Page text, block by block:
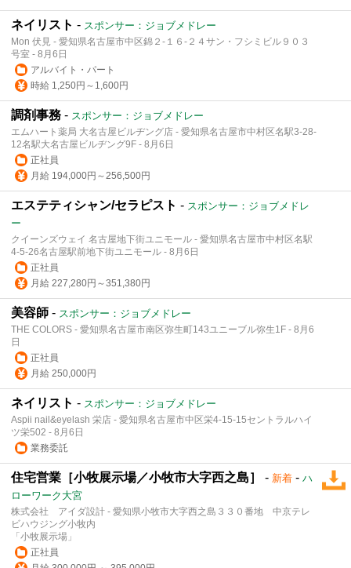
ネイリスト - スポンサー：ジョブメドレー
Mon 伏見 - 愛知県名古屋市中区錦２-１６-２４サン・フシミビル９０３
号室 - 8月6日
アルバイト・パート
時給 1,250円～1,600円
調剤事務 - スポンサー：ジョブメドレー
エムハート薬局 大名古屋ビルヂング店 - 愛知県名古屋市中村区名駅3-28-
12名駅大名古屋ビルヂング9F - 8月6日
正社員
月給 194,000円～256,500円
エステティシャン/セラピスト - スポンサー：ジョブメドレ
ー
クイーンズウェイ 名古屋地下街ユニモール - 愛知県名古屋市中村区名駅
4-5-26名古屋駅前地下街ユニモール - 8月6日
正社員
月給 227,280円～351,380円
美容師 - スポンサー：ジョブメドレー
THE COLORS - 愛知県名古屋市南区弥生町143ユニーブル弥生1F - 8月6
日
正社員
月給 250,000円
ネイリスト - スポンサー：ジョブメドレー
Aspii nail&eyelash 栄店 - 愛知県名古屋市中区栄4-15-15セントラルハイ
ツ栄502 - 8月6日
業務委託
住宅営業［小牧展示場／小牧市大字西之島］ - 新着 - ハ
ローワーク大宮
株式会社 アイダ設計 - 愛知県小牧市大字西之島３３０番地 中京テレ
ビハウジング小牧内
「小牧展示場」
正社員